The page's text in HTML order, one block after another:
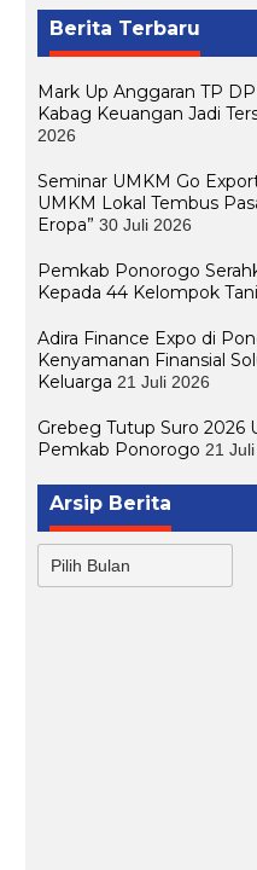
Berita Terbaru
Mark Up Anggaran TP
Kabag Keuangan Jadi
2026
Seminar UMKM Go
UMKM Lokal Tembus
Eropa” 30 Juli 2026
Pemkab Ponorogo
Kepada 44 Kelompok Tani
Adira Finance Expo di
Kenyamanan Finansial
Keluarga 21 Juli 2026
Grebeg Tutup Suro 2026
Pemkab Ponorogo 21
Arsip Berita
Berita